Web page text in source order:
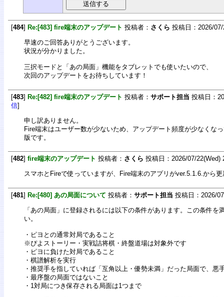
[484] Re:[483] fire端末のアップデート 投稿者： さくら 投稿日：2026/
早速のご回答ありがとうございます。
状況が分かりました。
三択モードと「あの局面」機能をタブレットでも使いたいので、
次回のアップデートをお待ちしています！
[483] Re:[482] fire端末のアップデート 投稿者： サポート担当 投稿日：
信]
申し訳ありません。
Fire端末はユーザー数が少ないため、アップデート頻度が少なくな
版です。
[482] fire端末のアップデート 投稿者： さくら 投稿日：2026/07/
スマホとFireで使っていますが、Fire端末のアプリがver.5.1.6.から
[481] Re:[480] あの局面について 投稿者： サポート担当 投稿日：2026/
「あの局面」に登録されるには以下の条件があります。この条件を
い。
・ピヨとの通常対局であること
※ぴよストーリー・実戦詰将棋・終盤道場は対象外です
・ピヨに負けた対局であること
・棋譜解析を実行
・推奨手を指していれば「互角以上・優勢未満」だった局面で、悪
・最序盤の局面ではないこと
・1対局につき保存される局面は1つまで